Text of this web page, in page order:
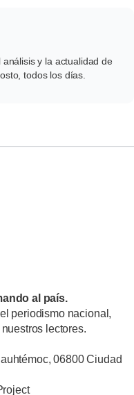
y la actualidad de
todos los días.
al país.
periodismo nacional,
lectores.
06800 Ciudad